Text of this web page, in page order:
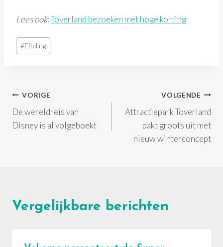
Lees ook:Toverland bezoeken met hoge korting
Bericht
tags:
#Efteling
Bericht
navigatie
VORIGE
De wereldreis van
Disney is al volgeboekt
VOLGENDE
Attractiepark Toverland
pakt groots uit met
nieuw winterconcept
Vergelijkbare berichten